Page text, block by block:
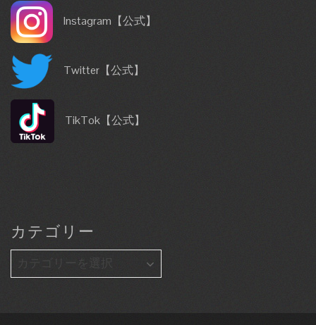
Instagram 【公式】
Twitter 【公式】
TikTok 【公式】
カテゴリー